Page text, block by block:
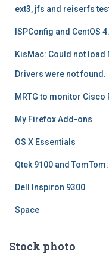
ext3, jfs and reiserfs
ISPConfig and CentOS
KisMac: Could not
Drivers were not found.
MRTG to monitor Cisco
My Firefox Add-ons
OS X Essentials
Qtek 9100 and
Dell Inspiron 9300
Space
Stock photo